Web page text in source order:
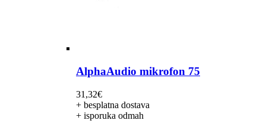
AlphaAudio mikrofon 75
31,32€
+ besplatna dostava
+ isporuka odmah